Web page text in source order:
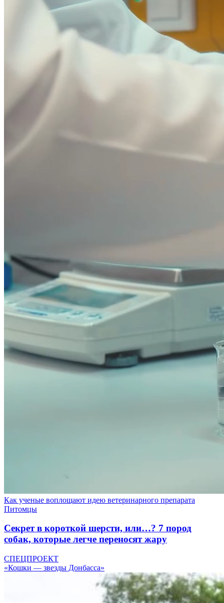
Как ученые воплощают идею ветеринарного препарата
Питомцы
Секрет в короткой шерсти, или…? 7 пород
собак, которые легче переносят жару
СПЕЦПРОЕКТ
«Кошки — звезды Донбасса»